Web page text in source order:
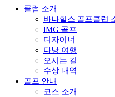
클럽 소개
바나힐스 골프클럽
IMG 골프
디자이너
다낭 여행
오시는 길
수상 내역
골프 안내
코스 소개